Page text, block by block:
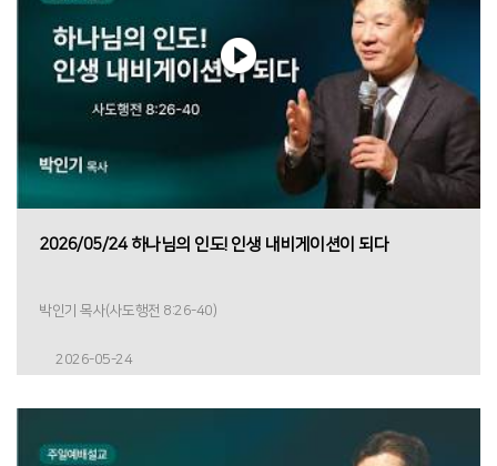
2026/05/24 하나님의 인도! 인생 내비게이션이 되다
박인기 목사(사도행전 8:26-40)
2026-05-24